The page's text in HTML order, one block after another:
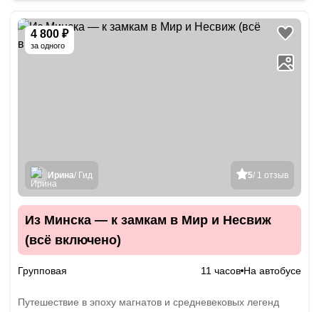
4 800 ₽
за одного
5/ 1 отзыв
Ирина/ Гид
Из Минска — к замкам в Мир и Несвиж
(всё включено)
Групповая 11 часов На автобусе
Путешествие в эпоху магнатов и средневековых легенд